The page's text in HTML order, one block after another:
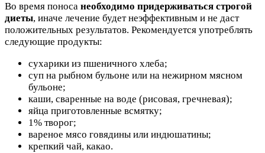
Во время поноса необходимо придерживаться строгой
диеты, иначе лечение будет неэффективным и не даст
положительных результатов. Рекомендуется употреблять
следующие продукты:
сухарики из пшеничного хлеба;
суп на рыбном бульоне или на нежирном мясном
бульоне;
каши, сваренные на воде (рисовая, гречневая);
яйца приготовленные всмятку;
1% творог;
вареное мясо говядины или индюшатины;
крепкий чай, какао.